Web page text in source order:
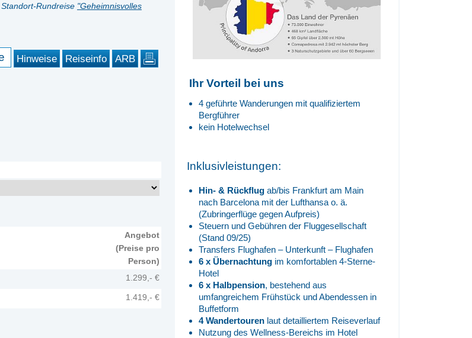
Rundreise "Geheimnisvolles
Hinweise Reiseinfo ARB
Angebot
(Preise pro
Person)
1.299,- €
1.419,- €
Ihr Vorteil bei uns
4 geführte Wanderungen mit qualifiziertem
Bergführer
kein Hotelwechsel
Inklusivleistungen:
Hin- & Rückflug ab/bis Frankfurt am Main
nach Barcelona mit der Lufthansa o. ä.
(Zubringerflüge gegen Aufpreis)
Steuern und Gebühren der Fluggesellschaft
(Stand 09/25)
Transfers Flughafen – Unterkunft – Flughafen
6 x Übernachtung im komfortablen 4-Sterne-
Hotel
6 x Halbpension, bestehend aus
umfangreichem Frühstück und Abendessen in
Buffetform
4 Wandertouren laut detailliertem Reiseverlauf
Nutzung des Wellness-Bereichs im Hotel